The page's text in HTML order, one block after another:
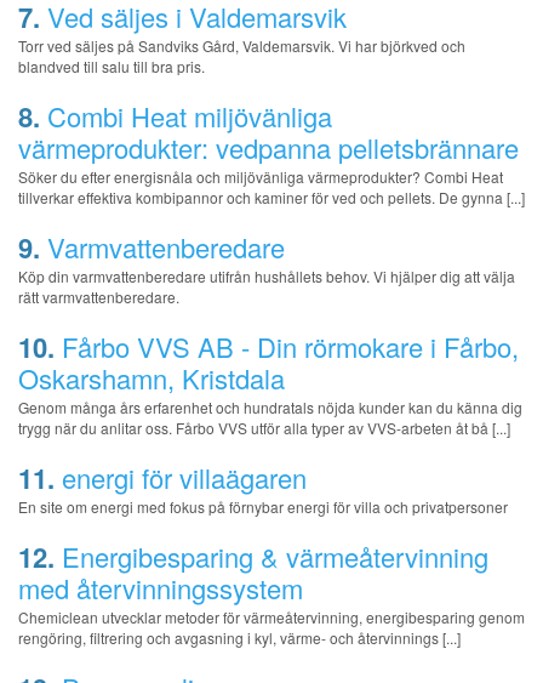
7. Ved säljes i Valdemarsvik
Torr ved säljes på Sandviks Gård, Valdemarsvik. Vi har björkved och
blandved till salu till bra pris.
8. Combi Heat miljövänliga
värmeprodukter: vedpanna pelletsbrännare
Söker du efter energisnåla och miljövänliga värmeprodukter? Combi Heat
tillverkar effektiva kombipannor och kaminer för ved och pellets. De gynna [...]
9. Varmvattenberedare
Köp din varmvattenberedare utifrån hushållets behov. Vi hjälper dig att välja
rätt varmvattenberedare.
10. Fårbo VVS AB - Din rörmokare i Fårbo,
Oskarshamn, Kristdala
Genom många års erfarenhet och hundratals nöjda kunder kan du känna dig
trygg när du anlitar oss. Fårbo VVS utför alla typer av VVS-arbeten åt bå [...]
11. energi för villaägaren
En site om energi med fokus på förnybar energi för villa och privatpersoner
12. Energibesparing & värmeåtervinning
med återvinningssystem
Chemiclean utvecklar metoder för värmeåtervinning, energibesparing genom
rengöring, filtrering och avgasning i kyl, värme- och återvinnings [...]